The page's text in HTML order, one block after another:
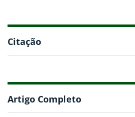
Citação
Artigo Completo